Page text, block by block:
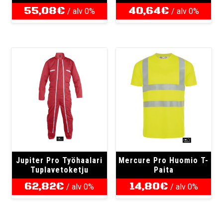
55,08€ / alv 0% 40,64€ / alv 0%
Jupiter Pro Työhaalari
Tuplavetoketju
62,82€ / alv 0%
Mercure Pro Huomio T-
Paita
14,80€ / alv 0%